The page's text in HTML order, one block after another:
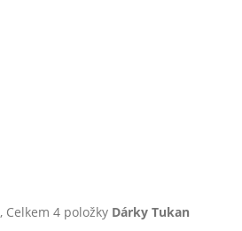
, Celkem 4 položky Dárky Tukan